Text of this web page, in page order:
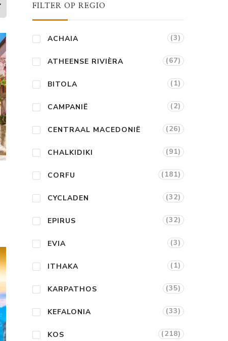
FILTER OP REGIO
ACHAIA (3)
ATHEENSE RIVIÈRA (67)
BITOLA (1)
CAMPANIË (2)
CENTRAAL MACEDONIË (26)
CHALKIDIKI (91)
CORFU (181)
CYCLADEN (32)
EPIRUS (32)
EVIA (3)
ITHAKA (1)
KARPATHOS (35)
KEFALONIA (33)
KOS (218)